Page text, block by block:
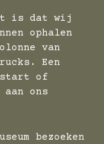
is dat wij
ophalen
van
Een
start of
ons
bezoeken